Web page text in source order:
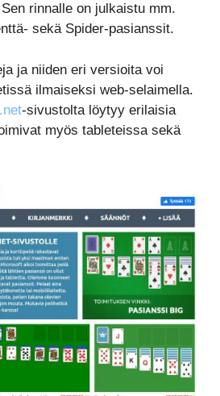
rinnalle on julkaistu mm.
sekä Spider-pasianssit.
ja niiden eri versioita voi
ilmaiseksi web-selaimella.
-sivustolta löytyy erilaisia
myös tableteissa sekä